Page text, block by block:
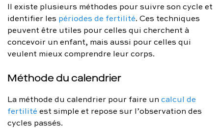
Il existe plusieurs méthodes pour suivre son cycle et
identifier les périodes de fertilité. Ces techniques
peuvent être utiles pour celles qui cherchent à
concevoir un enfant, mais aussi pour celles qui
veulent mieux comprendre leur corps.
Méthode du calendrier
La méthode du calendrier pour faire un calcul de
fertilité est simple et repose sur l’observation des
cycles passés.